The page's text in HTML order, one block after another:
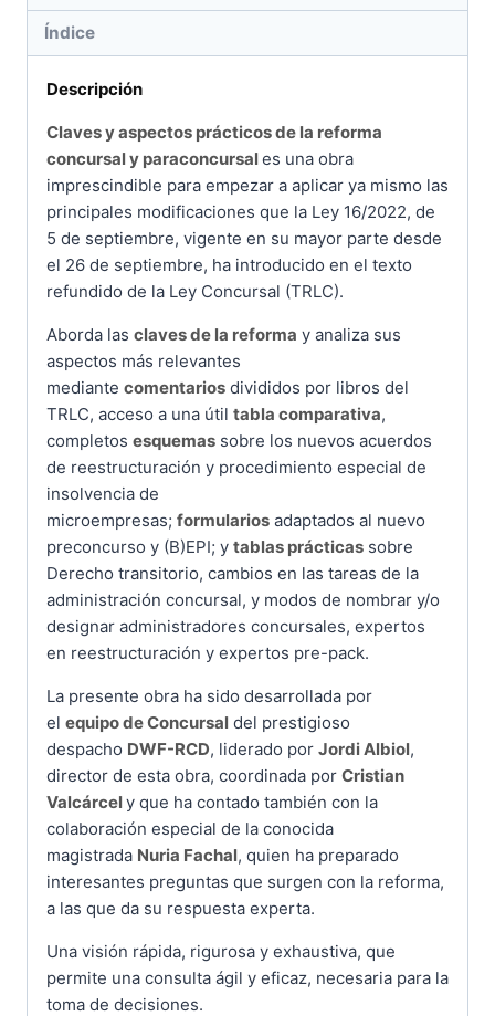
Índice
Descripción
Claves y aspectos prácticos de la reforma
concursal y paraconcursales una obra
imprescindible para empezar a aplicar ya mismo las
principales modificaciones que la Ley 16/2022, de
5 de septiembre, vigente en su mayor parte desde
el 26 de septiembre, ha introducido en el texto
refundido de la Ley Concursal (TRLC).
Aborda las claves de la reforma y analiza sus
aspectos más relevantes
mediante comentarios divididos por libros del
TRLC, acceso a una útil tabla comparativa,
completos esquemas sobre los nuevos acuerdos
de reestructuración y procedimiento especial de
insolvencia de
microempresas; formularios adaptados al nuevo
preconcurso y (B)EPI; y tablas prácticas sobre
Derecho transitorio, cambios en las tareas de la
administración concursal, y modos de nombrar y/o
designar administradores concursales, expertos
en reestructuración y expertos pre-pack.
La presente obra ha sido desarrollada por
el equipo de Concursal del prestigioso
despacho DWF-RCD, liderado por Jordi Albiol,
director de esta obra, coordinada por Cristian
Valcárcely que ha contado también con la
colaboración especial de la conocida
magistrada Nuria Fachal, quien ha preparado
interesantes preguntas que surgen con la reforma,
a las que da su respuesta experta.
Una visión rápida, rigurosa y exhaustiva, que
permite una consulta ágil y eficaz, necesaria para la
toma de decisiones.